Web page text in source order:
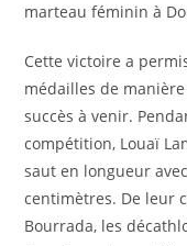
marteau féminin à
Cette victoire a
médailles de
succès à venir.
compétition, Louaï
saut en longueur
centimètres. De leur
Bourrada, les